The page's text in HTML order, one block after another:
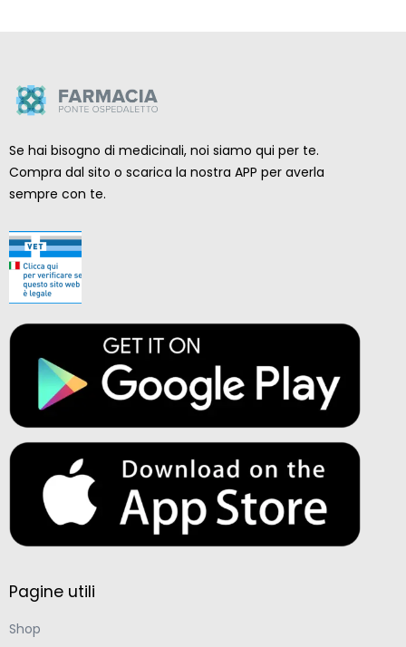
Se hai bisogno di medicinali, noi siamo qui per te.
Compra dal sito o scarica la nostra APP per averla
sempre con te.
Pagine utili
Shop